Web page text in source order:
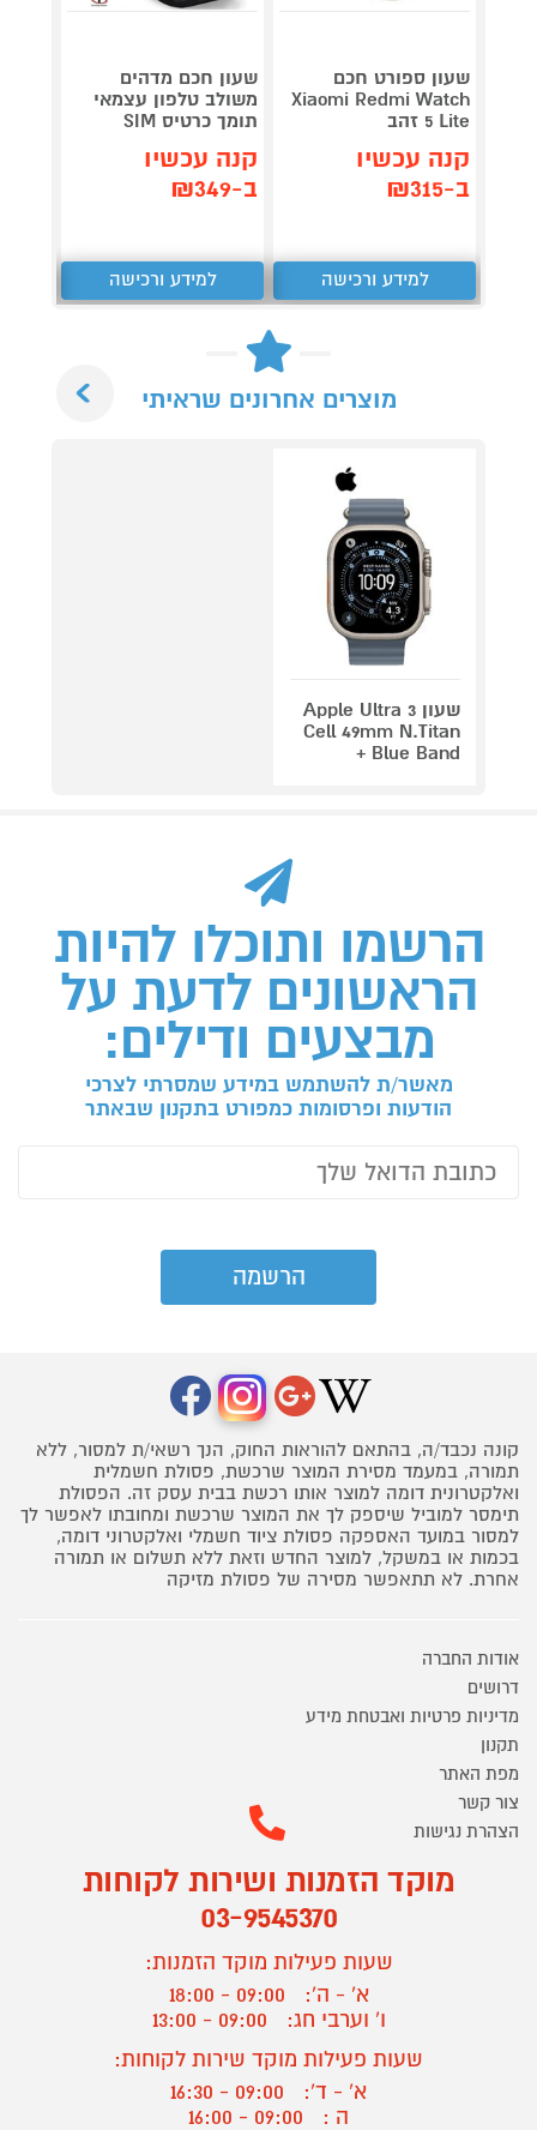
שעון ספורט חכם
Xiaomi Redmi Watch
5 Lite זהב
קנה עכשיו
ב-₪315
למידע ורכישה
שעון חכם מדהים
משולב טלפון עצמאי
תומך כרטיס SIM
קנה עכשיו
ב-₪349
למידע ורכישה
מוצרים אחרונים שראיתי
שעון Apple Ultra 3
Cell 49mm N.Titan
+ Blue Band
הרשמו ותוכלו להיות
הראשונים לדעת על
מבצעים ודילים:
מאשר/ת להשתמש במידע שמסרתי לצרכי
הודעות ופרסומות כמפורט בתקנון שבאתר
קונה נכבד/ה, בהתאם להוראות החוק, הנך רשאי/ת למסור, ללא
תמורה, במעמד מסירת המוצר שרכשת, פסולת חשמלית
ואלקטרונית דומה למוצר אותו רכשת בבית עסק זה. הפסולת
תימסר למוביל שיספק לך את המוצר שרכשת ומחובתו לאפשר לך
למסור במועד האספקה פסולת ציוד חשמלי ואלקטרוני דומה,
בכמות או במשקל, למוצר החדש וזאת ללא תשלום או תמורה
אחרת. לא תתאפשר מסירה של פסולת מזיקה
אודות החברה
דרושים
מדיניות פרטיות ואבטחת מידע
תקנון
מפת האתר
צור קשר
הצהרת נגישות
מוקד הזמנות ושירות לקוחות
03-9545370
שעות פעילות מוקד הזמנות:
א' - ה':
09:00 - 18:00
ו' וערבי חג:
09:00 - 13:00
שעות פעילות מוקד שירות לקוחות:
א' - ד':
09:00 - 16:30
ה :
09:00 - 16:00